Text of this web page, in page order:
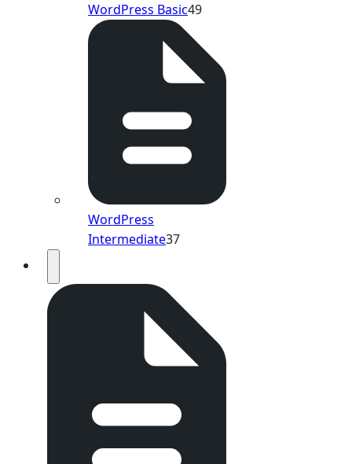
WordPress Basic49
WordPress
Intermediate37